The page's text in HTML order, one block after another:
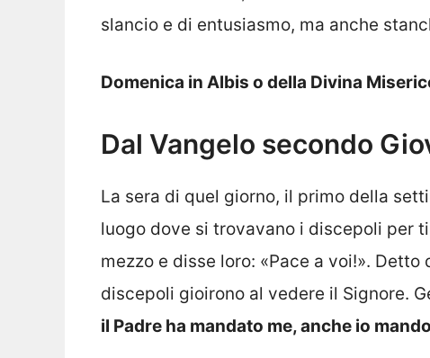
slancio e di entusiasmo, ma anche
Domenica in Albis o della Divina
Dal Vangelo secondo
La sera di quel giorno, il primo della
luogo dove si trovavano i discepoli per
mezzo e disse loro: «Pace a voi!».
discepoli gioirono al vedere il Signore.
il Padre ha mandato me, anche io